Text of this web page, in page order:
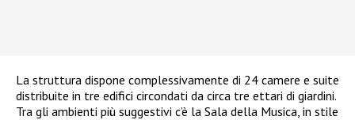
La struttura dispone complessivamente di 24 camere e suite
distribuite in tre edifici circondati da circa tre ettari di giardini.
Tra gli ambienti più suggestivi c’è la Sala della Musica, in stile